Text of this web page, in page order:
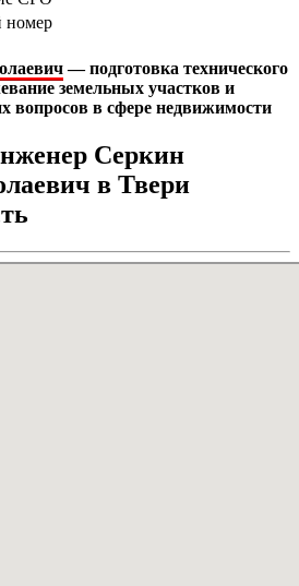
номер
— подготовка технического
земельных участков и
вопросов в сфере недвижимости
Серкин
в Твери